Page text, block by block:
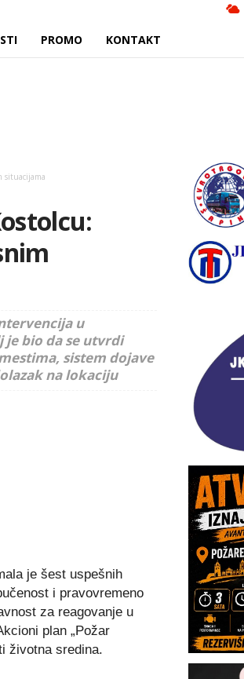
PROMO KONTAKT
situacijama
u
je bio da se utvrdi
sistem dojave
na lokaciju
je šest uspešnih
i pravovremeno
za reagovanje u
plan „Požar
životna sredina.